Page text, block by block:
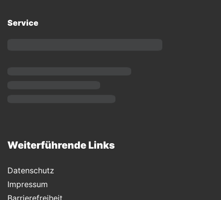
Service
Weiterführende Links
Datenschutz
Impressum
Barrierefreiheit